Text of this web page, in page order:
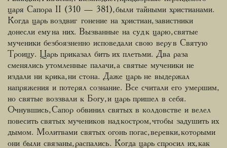
царя Сапора II (310 — 381), были тайными христианами.
Когда царь воздвиг гонение на христиан, завистники
донесли ему на них. Вызванные на суд к царю, святые
мученики безбоязненно исповедали свою веру в Святую
Троицу. Царь приказал бить их плетьми. Два раза
сменялись утомленные палачи, а святые мученики не
издали ни крика, ни стона. Даже царь не выдержал
напряжения и потерял сознание. Все считали его умершим,
но святые воззвали к Богу, и царь пришел в себя.
Очнувшись, Сапор обвинил святых в колдовстве и велел
повесить святых мучеников над костром, чтобы задушить их
дымом. Молитвами святых огонь погас, веревки, которыми
они были связаны, распались. Когда царь спросил их, как